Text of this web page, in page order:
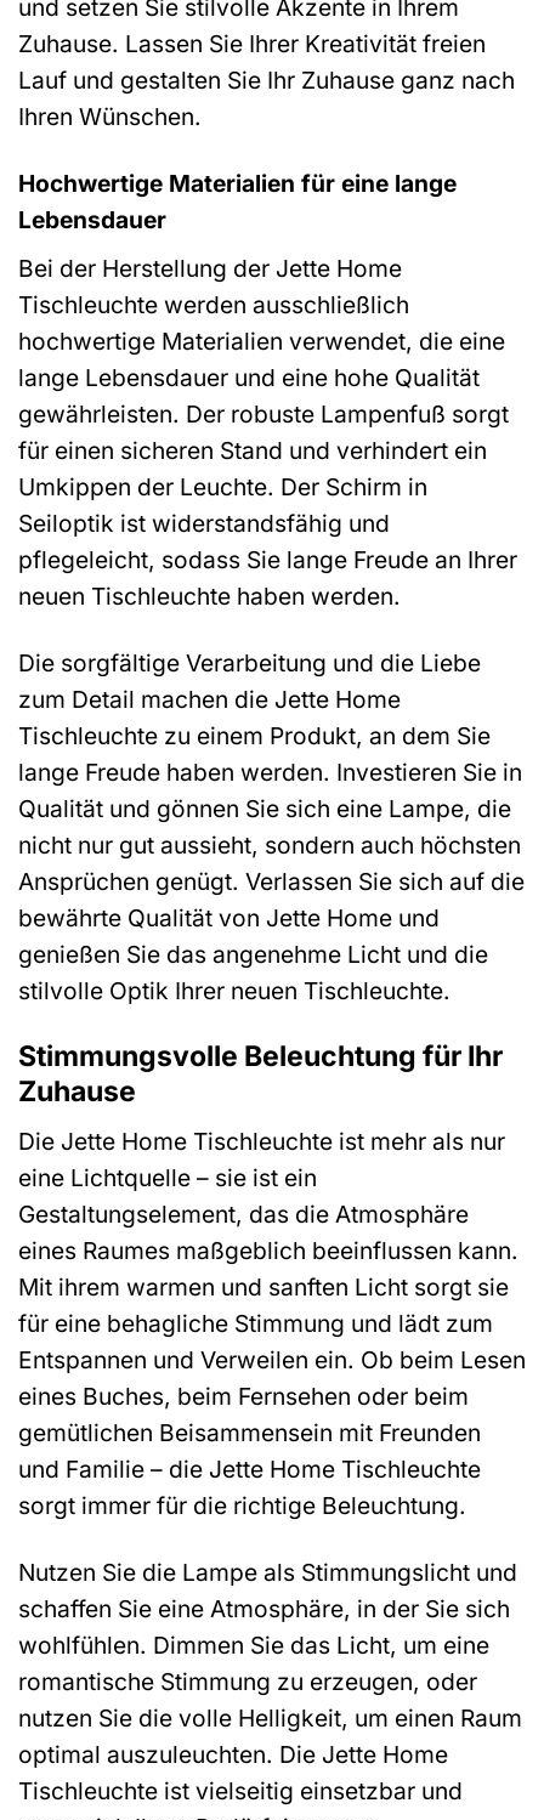
und setzen Sie stilvolle Akzente in Ihrem
Zuhause. Lassen Sie Ihrer Kreativität freien
Lauf und gestalten Sie Ihr Zuhause ganz nach
Ihren Wünschen.
Hochwertige Materialien für eine lange
Lebensdauer
Bei der Herstellung der Jette Home
Tischleuchte werden ausschließlich
hochwertige Materialien verwendet, die eine
lange Lebensdauer und eine hohe Qualität
gewährleisten. Der robuste Lampenfuß sorgt
für einen sicheren Stand und verhindert ein
Umkippen der Leuchte. Der Schirm in
Seiloptik ist widerstandsfähig und
pflegeleicht, sodass Sie lange Freude an Ihrer
neuen Tischleuchte haben werden.
Die sorgfältige Verarbeitung und die Liebe
zum Detail machen die Jette Home
Tischleuchte zu einem Produkt, an dem Sie
lange Freude haben werden. Investieren Sie in
Qualität und gönnen Sie sich eine Lampe, die
nicht nur gut aussieht, sondern auch höchsten
Ansprüchen genügt. Verlassen Sie sich auf die
bewährte Qualität von Jette Home und
genießen Sie das angenehme Licht und die
stilvolle Optik Ihrer neuen Tischleuchte.
Stimmungsvolle Beleuchtung für Ihr
Zuhause
Die Jette Home Tischleuchte ist mehr als nur
eine Lichtquelle – sie ist ein
Gestaltungselement, das die Atmosphäre
eines Raumes maßgeblich beeinflussen kann.
Mit ihrem warmen und sanften Licht sorgt sie
für eine behagliche Stimmung und lädt zum
Entspannen und Verweilen ein. Ob beim Lesen
eines Buches, beim Fernsehen oder beim
gemütlichen Beisammensein mit Freunden
und Familie – die Jette Home Tischleuchte
sorgt immer für die richtige Beleuchtung.
Nutzen Sie die Lampe als Stimmungslicht und
schaffen Sie eine Atmosphäre, in der Sie sich
wohlfühlen. Dimmen Sie das Licht, um eine
romantische Stimmung zu erzeugen, oder
nutzen Sie die volle Helligkeit, um einen Raum
optimal auszuleuchten. Die Jette Home
Tischleuchte ist vielseitig einsetzbar und